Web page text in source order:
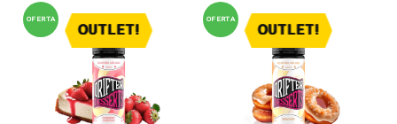
OUTLET!
OFERTA
OUTLET!
OFERTA